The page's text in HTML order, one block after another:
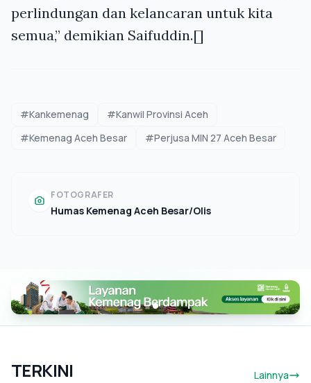
perlindungan dan kelancaran untuk kita
semua,” demikian Saifuddin.[]
#Kankemenag
#Kanwil Provinsi Aceh
#Kemenag Aceh Besar
#Perjusa MIN 27 Aceh Besar
FOTOGRAFER
Humas Kemenag Aceh Besar/Olis
TERKINI Lainnya